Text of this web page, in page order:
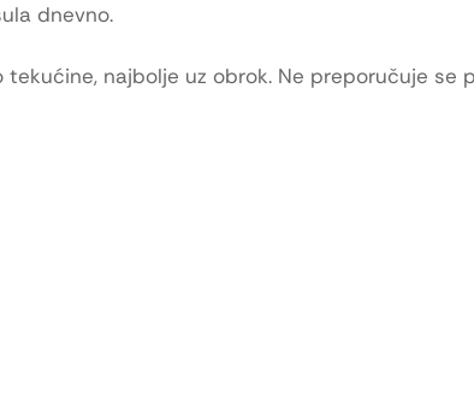
dnevno.
tekućine, najbolje uz obrok. Ne preporučuje se